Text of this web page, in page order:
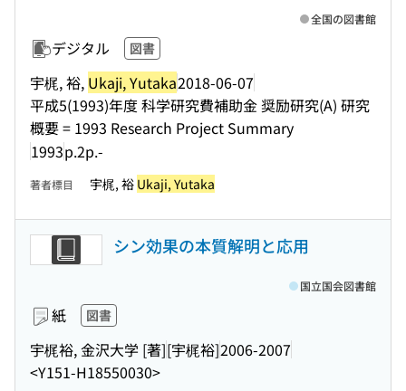
デジタル 図書
宇梶, 裕, Ukaji, Yutaka2018-06-07
平成5(1993)年度 科学研究費補助金 奨励研究(A) 研究
概要 = 1993 Research Project Summary
1993p.2p.-
全国の図書館
著者標目 宇梶, 裕 Ukaji, Yutaka
シン効果の本質解明と応用
紙 図書
宇梶裕, 金沢大学 [著][宇梶裕]2006-2007
<Y151-H18550030>
国立国会図書館